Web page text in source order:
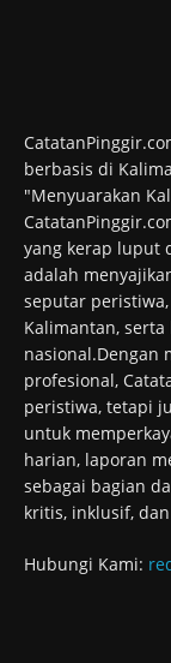
berbasis di
"Menyuarakan
yang kerap luput
adalah
seputar
Kalimantan,
nasional.Dengan
profesional,
peristiwa, tetapi
untuk
harian, laporan
sebagai bagian
kritis, inklusif,
Hubungi Kami: